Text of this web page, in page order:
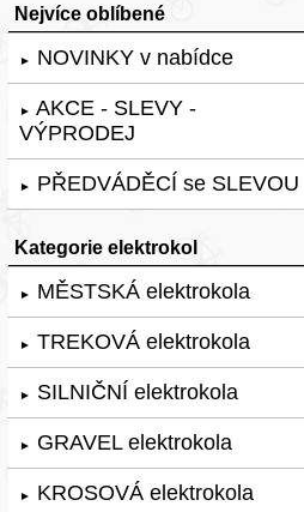
Nejvíce oblíbené
► NOVINKY v nabídce
► AKCE - SLEVY -
VÝPRODEJ
► PŘEDVÁDĚCÍ se SLEVOU
Kategorie elektrokol
► MĚSTSKÁ elektrokola
► TREKOVÁ elektrokola
► SILNIČNÍ elektrokola
► GRAVEL elektrokola
► KROSOVÁ elektrokola